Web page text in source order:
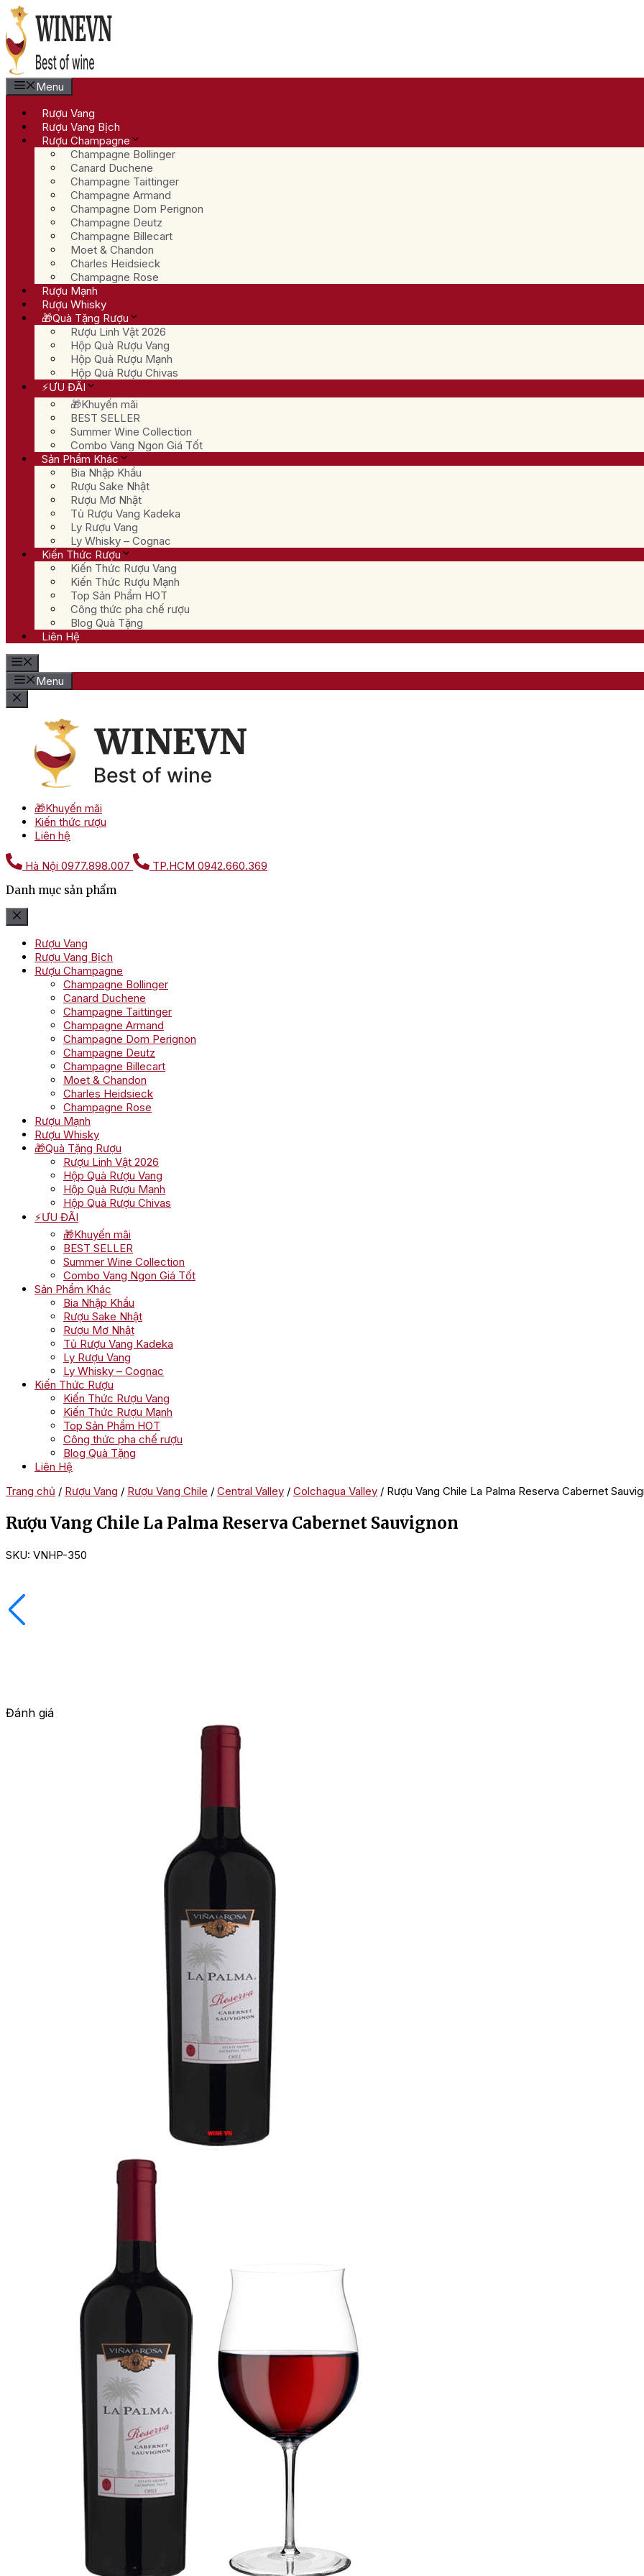
Chuyển
đến
nội
dung
Menu
Rượu Vang
Rượu Vang Bịch
Rượu Champagne
Champagne Bollinger
Canard Duchene
Champagne Taittinger
Champagne Armand
Champagne Dom Perignon
Champagne Deutz
Champagne Billecart
Moet & Chandon
Charles Heidsieck
Champagne Rose
Rượu Mạnh
Rượu Whisky
🎁Quà Tặng Rượu
Rượu Linh Vật 2026
Hộp Quà Rượu Vang
Hộp Quà Rượu Mạnh
Hộp Quà Rượu Chivas
⚡ƯU ĐÃI
🎁Khuyến mãi
BEST SELLER
Summer Wine Collection
Combo Vang Ngon Giá Tốt
Sản Phẩm Khác
Bia Nhập Khẩu
Rượu Sake Nhật
Rượu Mơ Nhật
Tủ Rượu Vang Kadeka
Ly Rượu Vang
Ly Whisky – Cognac
Kiến Thức Rượu
Kiến Thức Rượu Vang
Kiến Thức Rượu Mạnh
Top Sản Phẩm HOT
Công thức pha chế rượu
Blog Quà Tặng
Liên Hệ
Menu
🎁Khuyến mãi
Kiến thức rượu
Liên hệ
Hà Nội 0977.898.007 TP.HCM 0942.660.369
Danh mục sản phẩm
Rượu Vang
Rượu Vang Bịch
Rượu Champagne
Champagne Bollinger
Canard Duchene
Champagne Taittinger
Champagne Armand
Champagne Dom Perignon
Champagne Deutz
Champagne Billecart
Moet & Chandon
Charles Heidsieck
Champagne Rose
Rượu Mạnh
Rượu Whisky
🎁Quà Tặng Rượu
Rượu Linh Vật 2026
Hộp Quà Rượu Vang
Hộp Quà Rượu Mạnh
Hộp Quà Rượu Chivas
⚡ƯU ĐÃI
🎁Khuyến mãi
BEST SELLER
Summer Wine Collection
Combo Vang Ngon Giá Tốt
Sản Phẩm Khác
Bia Nhập Khẩu
Rượu Sake Nhật
Rượu Mơ Nhật
Tủ Rượu Vang Kadeka
Ly Rượu Vang
Ly Whisky – Cognac
Kiến Thức Rượu
Kiến Thức Rượu Vang
Kiến Thức Rượu Mạnh
Top Sản Phẩm HOT
Công thức pha chế rượu
Blog Quà Tặng
Liên Hệ
Trang chủ / Rượu Vang / Rượu Vang Chile / Central Valley / Colchagua Valley / Rượu Vang Chile La Palma Reserva Cabernet
Rượu Vang Chile La Palma Reserva Cabernet Sauvignon
SKU: VNHP-350
Đánh giá